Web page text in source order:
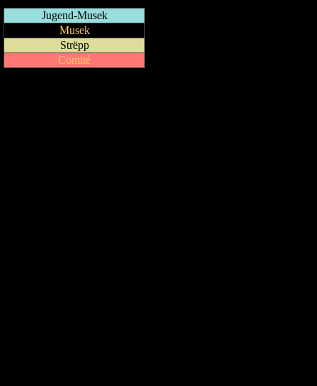
Jugend-Musek
Musek
Strëpp
Comité